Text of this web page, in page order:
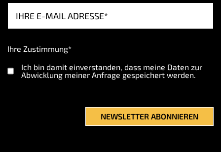
Ihre Zustimmung*
Ich bin damit einverstanden, dass meine Daten zur
Abwicklung meiner Anfrage gespeichert werden.